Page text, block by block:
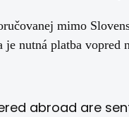
mimo
je nutná platba vopred
abroad are